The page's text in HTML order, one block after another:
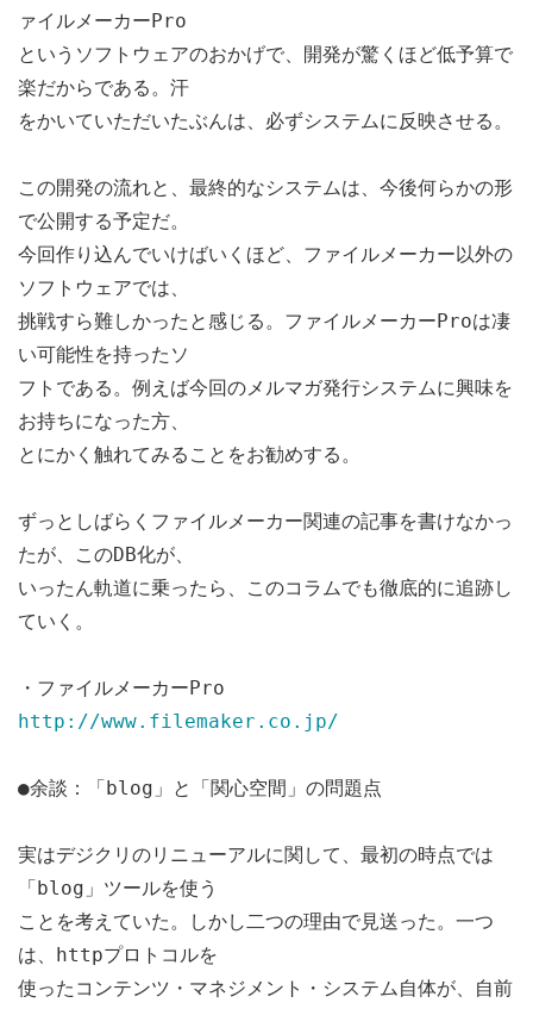
ァイルメーカーPro
というソフトウェアのおかげで、開発が驚くほど低予算で
楽だからである。汗
をかいていただいたぶんは、必ずシステムに反映させる。
この開発の流れと、最終的なシステムは、今後何らかの形
で公開する予定だ。
今回作り込んでいけばいくほど、ファイルメーカー以外の
ソフトウェアでは、
挑戦すら難しかったと感じる。ファイルメーカーProは凄
い可能性を持ったソ
フトである。例えば今回のメルマガ発行システムに興味を
お持ちになった方、
とにかく触れてみることをお勧めする。
ずっとしばらくファイルメーカー関連の記事を書けなかっ
たが、このDB化が、
いったん軌道に乗ったら、このコラムでも徹底的に追跡し
ていく。
・ファイルメーカーPro
http://www.filemaker.co.jp/
●余談：「blog」と「関心空間」の問題点
実はデジクリのリニューアルに関して、最初の時点では
「blog」ツールを使う
ことを考えていた。しかし二つの理由で見送った。一つ
は、httpプロトコルを
使ったコンテンツ・マネジメント・システム自体が、自前